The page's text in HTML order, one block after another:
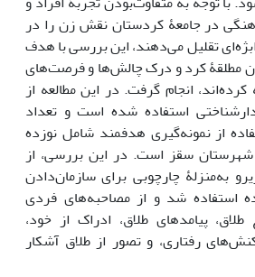
در جامعۀ کردستان نقش زن را در
تقلیل می‌دهند، این بررسی با هدف
مطلقۀ کرد و درک چالش‌ها و فرصت‌های
انجام گرفت. در این مطالعه از
استفاده شده است و تعداد
از نمونه‌گیری هدفمند شامل نوزده
سقز است. در این بررسی، از
به‌منزلۀ چارچوبی برای سازمان‌دادن
استفاده شد و از مصاحبه‌های فردی
پیامدهای طلاق، ادراک از خود،
رفتاری، و تصور از طلاق آشکار